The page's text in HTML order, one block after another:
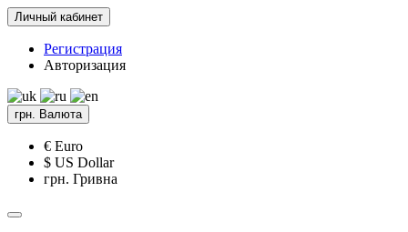
Личный кабинет
Регистрация
Авторизация
грн. Валюта
€ Euro
$ US Dollar
грн. Гривна